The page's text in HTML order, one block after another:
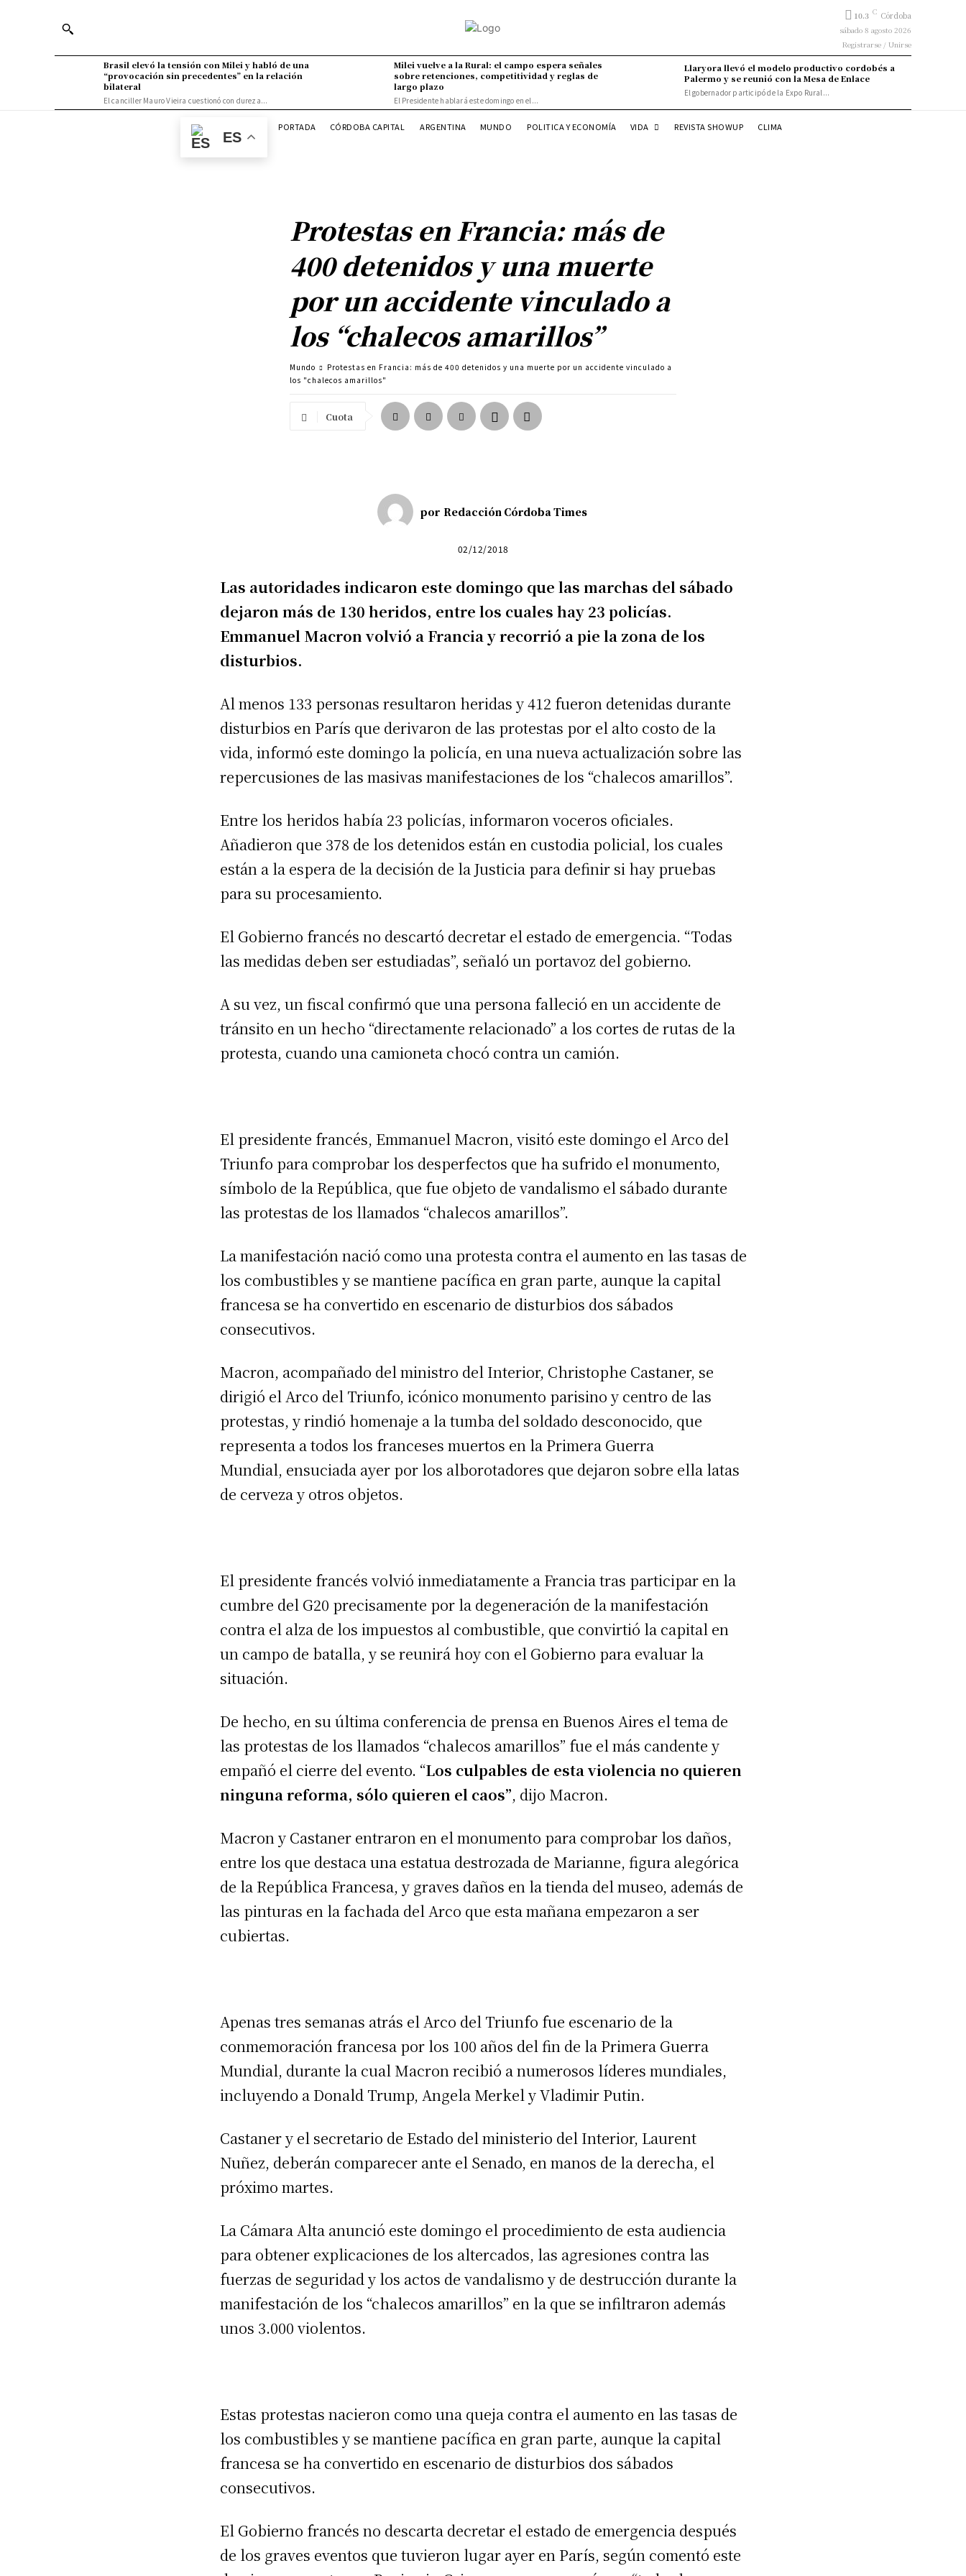
10.3 C Córdoba
sábado 8 agosto 2026
Registrarse / Unirse
Brasil elevó la tensión con Milei y habló de una
“provocación sin precedentes” en la relación
bilateral
El canciller Mauro Vieira cuestionó con dureza...
Milei vuelve a la Rural: el campo espera señales
sobre retenciones, competitividad y reglas de
largo plazo
El Presidente hablará este domingo en el...
Llaryora llevó el modelo productivo cordobés a
Palermo y se reunió con la Mesa de Enlace
El gobernador participó de la Expo Rural...
ES
PORTADA CÓRDOBA CAPITAL ARGENTINA MUNDO POLITICA Y ECONOMÍA VIDA REVISTA SHOWUP CLIMA
Protestas en Francia: más de
400 detenidos y una muerte
por un accidente vinculado a
los “chalecos amarillos”
Mundo
Protestas en Francia: más de 400 detenidos y una muerte por un accidente vinculado a
los "chalecos amarillos"
Cuota
por Redacción Córdoba Times
02/12/2018
Las autoridades indicaron este domingo que las marchas del sábado
dejaron más de 130 heridos, entre los cuales hay 23 policías.
Emmanuel Macron volvió a Francia y recorrió a pie la zona de los
disturbios.
Al menos 133 personas resultaron heridas y 412 fueron detenidas durante
disturbios en París que derivaron de las protestas por el alto costo de la
vida, informó este domingo la policía, en una nueva actualización sobre las
repercusiones de las masivas manifestaciones de los “chalecos amarillos”.
Entre los heridos había 23 policías, informaron voceros oficiales.
Añadieron que 378 de los detenidos están en custodia policial, los cuales
están a la espera de la decisión de la Justicia para definir si hay pruebas
para su procesamiento.
El Gobierno francés no descartó decretar el estado de emergencia. “Todas
las medidas deben ser estudiadas”, señaló un portavoz del gobierno.
A su vez, un fiscal confirmó que una persona falleció en un accidente de
tránsito en un hecho “directamente relacionado” a los cortes de rutas de la
protesta, cuando una camioneta chocó contra un camión.
El presidente francés, Emmanuel Macron, visitó este domingo el Arco del
Triunfo para comprobar los desperfectos que ha sufrido el monumento,
símbolo de la República, que fue objeto de vandalismo el sábado durante
las protestas de los llamados “chalecos amarillos”.
La manifestación nació como una protesta contra el aumento en las tasas de
los combustibles y se mantiene pacífica en gran parte, aunque la capital
francesa se ha convertido en escenario de disturbios dos sábados
consecutivos.
Macron, acompañado del ministro del Interior, Christophe Castaner, se
dirigió el Arco del Triunfo, icónico monumento parisino y centro de las
protestas, y rindió homenaje a la tumba del soldado desconocido, que
representa a todos los franceses muertos en la Primera Guerra
Mundial, ensuciada ayer por los alborotadores que dejaron sobre ella latas
de cerveza y otros objetos.
El presidente francés volvió inmediatamente a Francia tras participar en la
cumbre del G20 precisamente por la degeneración de la manifestación
contra el alza de los impuestos al combustible, que convirtió la capital en
un campo de batalla, y se reunirá hoy con el Gobierno para evaluar la
situación.
De hecho, en su última conferencia de prensa en Buenos Aires el tema de
las protestas de los llamados “chalecos amarillos” fue el más candente y
empañó el cierre del evento. “Los culpables de esta violencia no quieren
ninguna reforma, sólo quieren el caos”, dijo Macron.
Macron y Castaner entraron en el monumento para comprobar los daños,
entre los que destaca una estatua destrozada de Marianne, figura alegórica
de la República Francesa, y graves daños en la tienda del museo, además de
las pinturas en la fachada del Arco que esta mañana empezaron a ser
cubiertas.
Apenas tres semanas atrás el Arco del Triunfo fue escenario de la
conmemoración francesa por los 100 años del fin de la Primera Guerra
Mundial, durante la cual Macron recibió a numerosos líderes mundiales,
incluyendo a Donald Trump, Angela Merkel y Vladimir Putin.
Castaner y el secretario de Estado del ministerio del Interior, Laurent
Nuñez, deberán comparecer ante el Senado, en manos de la derecha, el
próximo martes.
La Cámara Alta anunció este domingo el procedimiento de esta audiencia
para obtener explicaciones de los altercados, las agresiones contra las
fuerzas de seguridad y los actos de vandalismo y de destrucción durante la
manifestación de los “chalecos amarillos” en la que se infiltraron además
unos 3.000 violentos.
Estas protestas nacieron como una queja contra el aumento en las tasas de
los combustibles y se mantiene pacífica en gran parte, aunque la capital
francesa se ha convertido en escenario de disturbios dos sábados
consecutivos.
El Gobierno francés no descarta decretar el estado de emergencia después
de los graves eventos que tuvieron lugar ayer en París, según comentó este